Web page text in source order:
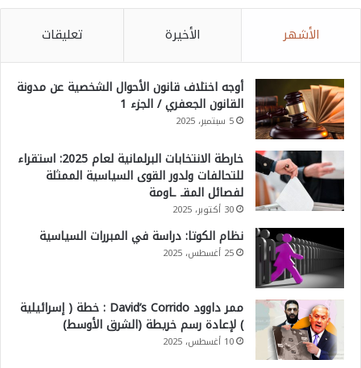
الأشهر الأخيرة تعليقات
أوجه اختلاف قانون الأحوال الشخصية عن مدونة
القانون الجعفري / الجزء 1
5 سبتمبر، 2025
خارطة الانتخابات البرلمانية لعام 2025: استقراء
للتحالفات ولدور القوى السياسية الممثلة
لفصائل المقـ ـاومة
30 أكتوبر، 2025
نظام الكوتا: دراسة في المبررات السياسية
25 أغسطس، 2025
ممر داوود David’s Corrido : خطة ( إسرائيلية
) لإعادة رسم خريطة (الشرق الأوسط)
10 أغسطس، 2025